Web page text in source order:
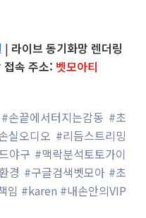
| 라이브 동기화망 렌더링
접속 주소: 벳모아티
손끝에서터지는감동 #초
실오디오 #리듬스트리밍
야구 #맥락분석토토가이
경 #구글검색벳모아 #초
임 #karen #내손안의VIP